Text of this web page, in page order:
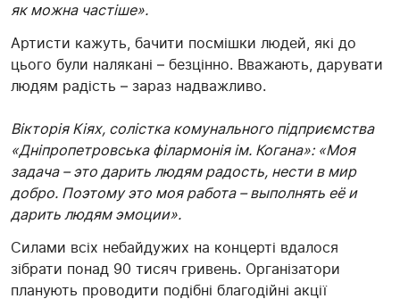
як можна частіше».
Артисти кажуть, бачити посмішки людей, які до
цього були налякані – безцінно. Вважають, дарувати
людям радість – зараз надважливо.
Вікторія Кіях, солістка комунального підприємства
«Дніпропетровська філармонія ім. Когана»: «Моя
задача – это дарить людям радость, нести в мир
добро. Поэтому это моя работа – выполнять её и
дарить людям эмоции».
Силами всіх небайдужих на концерті вдалося
зібрати понад 90 тисяч гривень. Організатори
планують проводити подібні благодійні акції